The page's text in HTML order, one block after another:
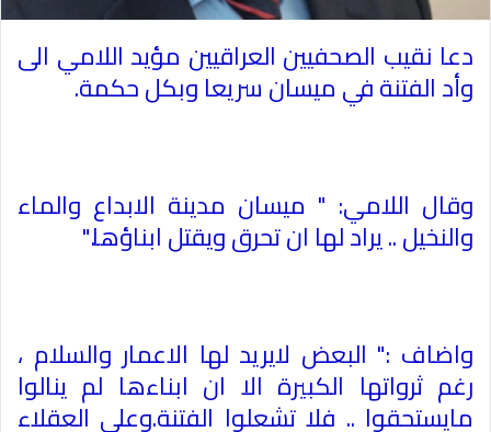
دعا نقيب الصحفيين العراقيين مؤيد اللامي الى
وأد الفتنة في ميسان سريعا وبكل حكمة.
وقال اللامي: " ميسان مدينة الابداع والماء
والنخيل .. يراد لها ان تحرق ويقتل ابناؤها".
واضاف :" البعض لايريد لها الاعمار والسلام ،
رغم ثرواتها الكبيرة الا ان ابناءها لم ينالوا
مايستحقوا .. فلا تشعلوا الفتنة.وعلى العقلاء